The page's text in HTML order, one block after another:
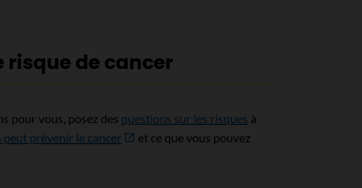
de cancer
pour vous, posez des questions sur les risques à
peut prévenir le cancer
et ce que vous pouvez